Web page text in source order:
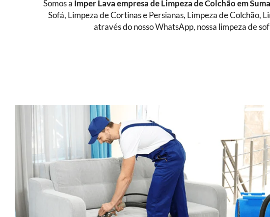
Somos a Imper Lava empresa de Limpeza de Colchão em
Sofá, Limpeza de Cortinas e Persianas, Limpeza de Colchão,
através do nosso WhatsApp, nossa limpeza de